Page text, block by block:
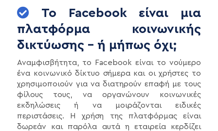
Το Facebook είναι μια
πλατφόρμα κοινωνικής
δικτύωσης - ή μήπως όχι;
Αναμφισβήτητα, το Facebook είναι το νούμερο
ένα κοινωνικό δίκτυο σήμερα και οι χρήστες το
χρησιμοποιούν για να διατηρούν επαφή με τους
φίλους τους, να οργανώνουν κοινωνικές
εκδηλώσεις ή να μοιράζονται ειδικές
περιστάσεις. Η χρήση της πλατφόρμας είναι
δωρεάν και παρόλα αυτά η εταιρεία κερδίζει